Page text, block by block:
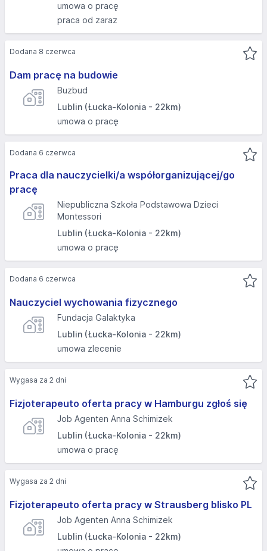
umowa o pracę
praca od zaraz
Dam pracę na budowie
Buzbud
Lublin (Łucka-Kolonia - 22km)
umowa o pracę
Dodana 8 czerwca
Praca dla nauczycielki/a współorganizującej/go
pracę
Niepubliczna Szkoła Podstawowa Dzieci
Montessori
Lublin (Łucka-Kolonia - 22km)
umowa o pracę
Dodana 6 czerwca
Nauczyciel wychowania fizycznego
Fundacja Galaktyka
Lublin (Łucka-Kolonia - 22km)
umowa zlecenie
Dodana 6 czerwca
Fizjoterapeuto oferta pracy w Hamburgu zgłoś się
Job Agenten Anna Schimizek
Lublin (Łucka-Kolonia - 22km)
umowa o pracę
Wygasa za 2 dni
Fizjoterapeuto oferta pracy w Strausberg blisko PL
Job Agenten Anna Schimizek
Lublin (Łucka-Kolonia - 22km)
Wygasa za 2 dni